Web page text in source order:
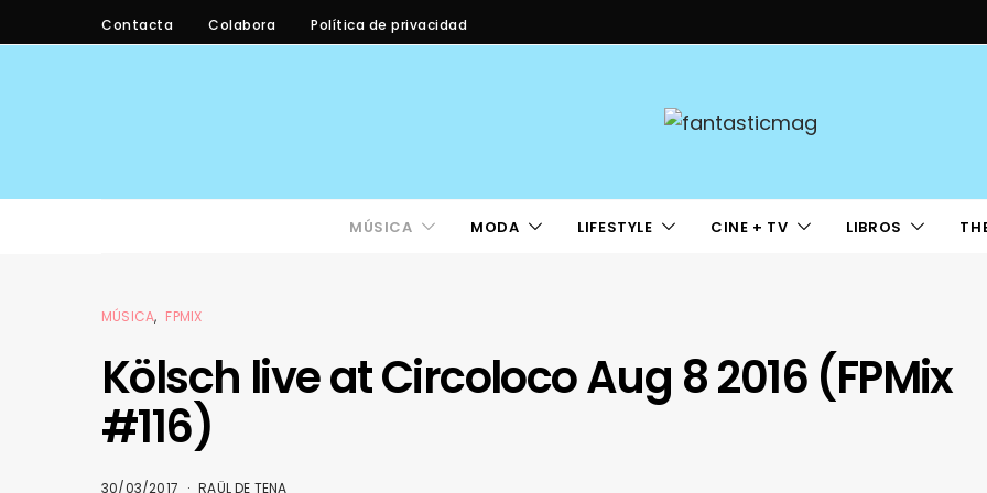
Contacta Colabora Política de privacidad
MÚSICA MODA LIFESTYLE CINE + TV LIBROS
MÚSICA FPMIX
Kölsch live at Circoloco Aug 8 2016 (FPMix
#116)
30/03/2017 RAÜL DE TENA